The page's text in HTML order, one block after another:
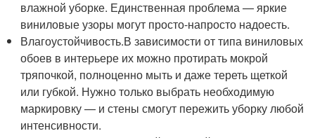
влажной уборке. Единственная проблема — яркие
виниловые узоры могут просто-напросто надоесть.
Влагоустойчивость.В зависимости от типа виниловых
обоев в интерьере их можно протирать мокрой
тряпочкой, полноценно мыть и даже тереть щеткой
или губкой. Нужно только выбрать необходимую
маркировку — и стены смогут пережить уборку любой
интенсивности.